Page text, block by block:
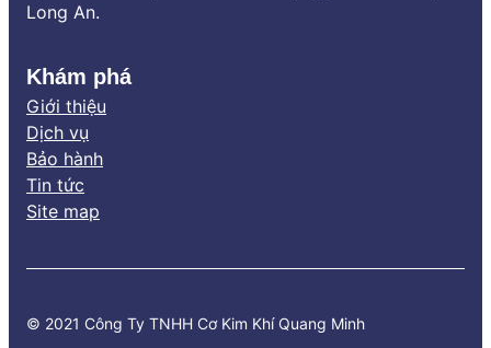
Long An.
Khám phá
Giới thiệu
Dịch vụ
Bảo hành
Tin tức
Site map
© 2021 Công Ty TNHH Cơ Kim Khí Quang Minh